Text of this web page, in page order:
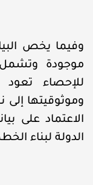
وفيما يخص
موجودة
الاعتماد على
الدولة لبناء